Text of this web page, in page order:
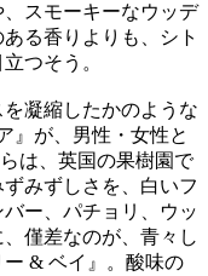
スモーキーなウッデ
る香りよりも、シト
つそう。
を凝縮したかのような
』が、男性・女性と
は、英国の果樹園で
みずしさを、白いフ
ー、パチョリ、ウッ
僅差なのが、青々し
& ベイ』。酸味の